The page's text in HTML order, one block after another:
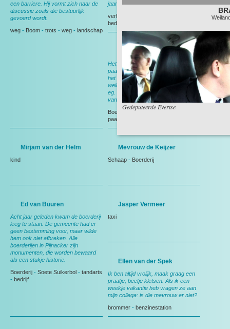
Gedeputeerde Evertse
een barriere. Hij vormt zich naar de
discussie zoals die bestuurlijk
gevoerd wordt.
weg - Boom - trots - weg - landschap
jaar gereden.
verhuizen
bedrijf
Bert van Leeuwen
Het meeste werk werd nog met het
paard gedaan. In het voorjaar werd
het land klaargemaakt voor het
weideseizoen. Met het paard voor de
eg. Ik liep er naast en zocht nestjes
van weidevogels.
Boerderij
-herinneringen
paarden
Mirjam van der Helm
kind
Mevrouw de Keijzer
Schaap - Boerderij
Ed van Buuren
Acht jaar geleden kwam de boerderij
leeg te staan. De gemeente had er
geen bestemming voor, maar wilde
hem ook niet afbreken. Alle
boerderijen in Pijnacker zijn
monumenten, die worden bewaard
als een stukje historie.
Boerderij - Soete Suikerbol - tandarts
- bedrijf
Jasper Vermeer
taxi
Ellen van der Spek
Ik ben altijd vrolijk, maak graag een
praatje; beetje kletsen. Als ik een
weekje vakantie heb vragen ze aan
mijn collega: is die mevrouw er niet?
brommer - benzinestation